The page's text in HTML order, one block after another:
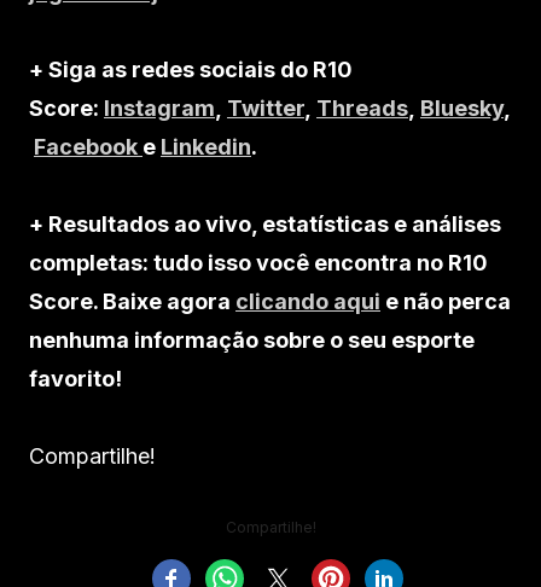
+ Siga as redes sociais do R10
Score: Instagram, Twitter, Threads, Bluesky,
Facebook e Linkedin.
+ Resultados ao vivo, estatísticas e análises
completas: tudo isso você encontra no R10
Score. Baixe agora clicando aqui e não perca
nenhuma informação sobre o seu esporte
favorito!
Compartilhe!
Compartilhe!